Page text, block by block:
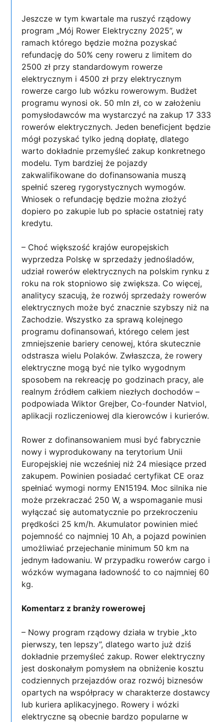
Jeszcze w tym kwartale ma ruszyć rządowy
program „Mój Rower Elektryczny 2025”, w
ramach którego będzie można pozyskać
refundację do 50% ceny roweru z limitem do
2500 zł przy standardowym rowerze
elektrycznym i 4500 zł przy elektrycznym
rowerze cargo lub wózku rowerowym. Budżet
programu wynosi ok. 50 mln zł, co w założeniu
pomysłodawców ma wystarczyć na zakup 17 333
rowerów elektrycznych. Jeden beneficjent będzie
mógł pozyskać tylko jedną dopłatę, dlatego
warto dokładnie przemyśleć zakup konkretnego
modelu. Tym bardziej że pojazdy
zakwalifikowane do dofinansowania muszą
spełnić szereg rygorystycznych wymogów.
Wniosek o refundację będzie można złożyć
dopiero po zakupie lub po spłacie ostatniej raty
kredytu.
– Choć większość krajów europejskich
wyprzedza Polskę w sprzedaży jednośladów,
udział rowerów elektrycznych na polskim rynku z
roku na rok stopniowo się zwiększa. Co więcej,
analitycy szacują, że rozwój sprzedaży rowerów
elektrycznych może być znacznie szybszy niż na
Zachodzie. Wszystko za sprawą kolejnego
programu dofinansowań, którego celem jest
zmniejszenie bariery cenowej, która skutecznie
odstrasza wielu Polaków. Zwłaszcza, że rowery
elektryczne mogą być nie tylko wygodnym
sposobem na rekreację po godzinach pracy, ale
realnym źródłem całkiem niezłych dochodów –
podpowiada Wiktor Grejber, Co-founder Natviol,
aplikacji rozliczeniowej dla kierowców i kurierów.
Rower z dofinansowaniem musi być fabrycznie
nowy i wyprodukowany na terytorium Unii
Europejskiej nie wcześniej niż 24 miesiące przed
zakupem. Powinien posiadać certyfikat CE oraz
spełniać wymogi normy EN15194. Moc silnika nie
może przekraczać 250 W, a wspomaganie musi
wyłączać się automatycznie po przekroczeniu
prędkości 25 km/h. Akumulator powinien mieć
pojemność co najmniej 10 Ah, a pojazd powinien
umożliwiać przejechanie minimum 50 km na
jednym ładowaniu. W przypadku rowerów cargo i
wózków wymagana ładowność to co najmniej 60
kg.
Komentarz z branży rowerowej
– Nowy program rządowy działa w trybie „kto
pierwszy, ten lepszy”, dlatego warto już dziś
dokładnie przemyśleć zakup. Rower elektryczny
jest doskonałym pomysłem na obniżenie kosztu
codziennych przejazdów oraz rozwój biznesów
opartych na współpracy w charakterze dostawcy
lub kuriera aplikacyjnego. Rowery i wózki
elektryczne są obecnie bardzo popularne w